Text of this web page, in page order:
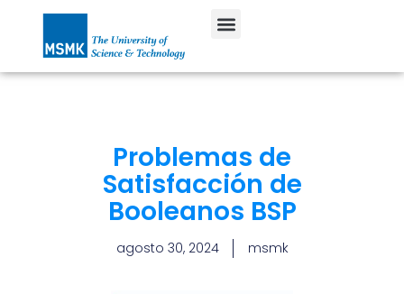
Problemas de
Satisfacción de
Booleanos BSP
agosto 30, 2024 msmk